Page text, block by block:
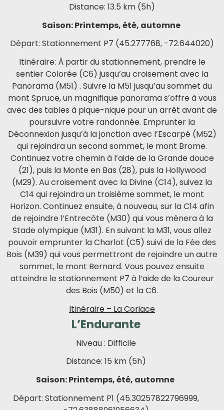
Distance: 13.5 km (5h)
Saison: Printemps, été, automne
Départ: Stationnement P7 (45.277768, -72.644020)
Itinéraire: À partir du stationnement, prendre le
sentier Colorée (C6) jusqu’au croisement avec la
Panorama (M51) . Suivre la M51 jusqu’au sommet du
mont Spruce, un magnifique panorama s’offre à vous
avec des tables à pique-nique pour un arrêt avant de
poursuivre votre randonnée. Emprunter la
Déconnexion jusqu’à la jonction avec l’Escarpé (M52)
qui rejoindra un second sommet, le mont Brome.
Continuez votre chemin à l’aide de la Grande douce
(21), puis la Monte en Bas (28), puis la Hollywood
(M29). Au croisement avec la Divine (C14), suivez la
C14 qui rejoindra un troisième sommet, le mont
Horizon. Continuez ensuite, à nouveau, sur la C14 afin
de rejoindre l’Entrecôte (M30) qui vous mènera à la
Stade olympique (M31). En suivant la M31, vous allez
pouvoir emprunter la Charlot (C5) suivi de la Fée des
Bois (M39) qui vous permettront de rejoindre un autre
sommet, le mont Bernard. Vous pouvez ensuite
atteindre le stationnement P7 à l’aide de la Coureur
des Bois (M50) et la C6.
Itinéraire – La Coriace
L’Endurante
Niveau : Difficile
Distance: 15 km (5h)
Saison: Printemps, été, automne
Départ: Stationnement P1 (45.30257822796999,